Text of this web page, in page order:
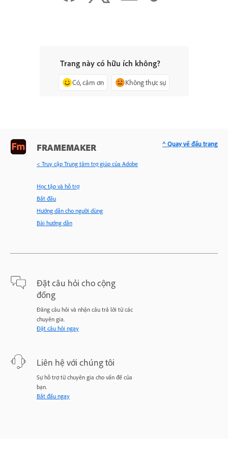
Trang này có hữu ích không?
Có, cảm ơn Không thực sự
FRAMEMAKER
< Truy cập Trung tâm trợ giúp của Adobe
Học tập và hỗ trợ
Bắt đầu
Hướng dẫn cho người dùng
Bài hướng dẫn
Đặt câu hỏi cho cộng
đồng
Đăng câu hỏi và nhận câu trả lời từ các
chuyên gia.
Đặt câu hỏi ngay
Liên hệ với chúng tôi
Sự hỗ trợ từ chuyên gia cho vấn đề của
bạn.
Bắt đầu ngay
^ Quay về đầu trang